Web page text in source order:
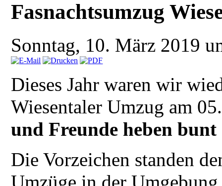
Fasnachtsumzug
Sonntag, 10. März 2019
Dieses Jahr waren wir
Wiesentaler Umzug am
und Freunde heben
Die Vorzeichen standen
Umzüge in der